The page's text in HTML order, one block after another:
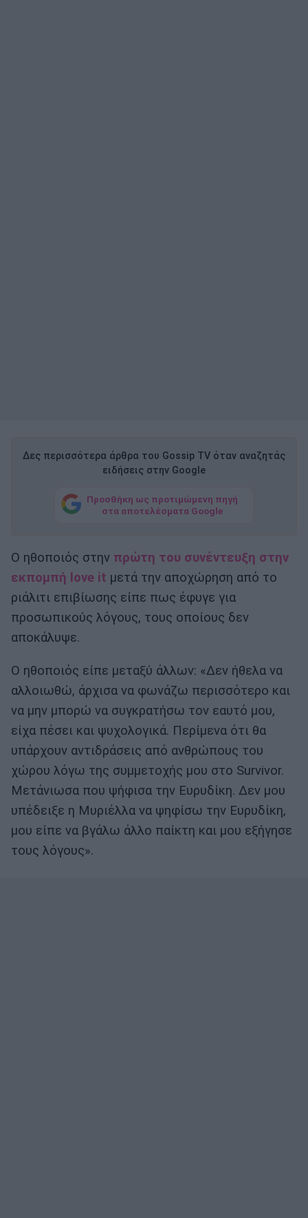
Δες περισσότερα άρθρα του Gossip TV όταν αναζητάς
ειδήσεις στην Google
Προσθήκη ως προτιμώμενη πηγή
στα αποτελέσματα Google
Ο ηθοποιός στην πρώτη του συνέντευξη στην
εκπομπή love it μετά την αποχώρηση από το
ριάλιτι επιβίωσης είπε πως έφυγε για
προσωπικούς λόγους, τους οποίους δεν
αποκάλυψε.
Ο ηθοποιός είπε μεταξύ άλλων: «Δεν ήθελα να
αλλοιωθώ, άρχισα να φωνάζω περισσότερο και
να μην μπορώ να συγκρατήσω τον εαυτό μου,
είχα πέσει και ψυχολογικά. Περίμενα ότι θα
υπάρχουν αντιδράσεις από ανθρώπους του
χώρου λόγω της συμμετοχής μου στο Survivor.
Μετάνιωσα που ψήφισα την Ευρυδίκη. Δεν μου
υπέδειξε η Μυριέλλα να ψηφίσω την Ευρυδίκη,
μου είπε να βγάλω άλλο παίκτη και μου εξήγησε
τους λόγους».